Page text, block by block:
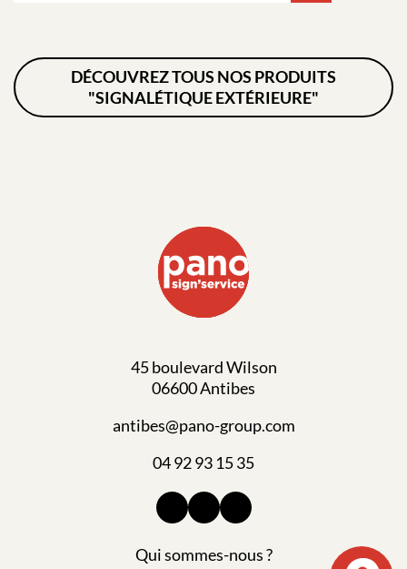
DÉCOUVREZ TOUS NOS PRODUITS
"SIGNALÉTIQUE EXTÉRIEURE"
45 boulevard Wilson
06600 Antibes
antibes@pano-group.com
04 92 93 15 35
Qui sommes-nous ?